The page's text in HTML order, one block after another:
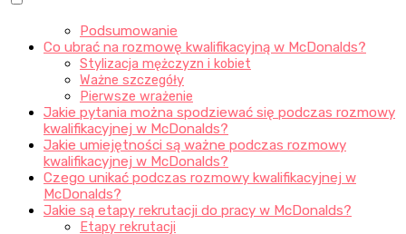
Podsumowanie
Co ubrać na rozmowę kwalifikacyjną w McDonalds?
Stylizacja mężczyzn i kobiet
Ważne szczegóły
Pierwsze wrażenie
Jakie pytania można spodziewać się podczas rozmowy
kwalifikacyjnej w McDonalds?
Jakie umiejętności są ważne podczas rozmowy
kwalifikacyjnej w McDonalds?
Czego unikać podczas rozmowy kwalifikacyjnej w
McDonalds?
Jakie są etapy rekrutacji do pracy w McDonalds?
Etapy rekrutacji